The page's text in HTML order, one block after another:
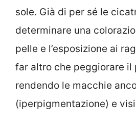
sole. Già di per sé le
determinare una
pelle e l’esposizione ai
far altro che peggiorare il
rendendo le macchie
(iperpigmentazione) e